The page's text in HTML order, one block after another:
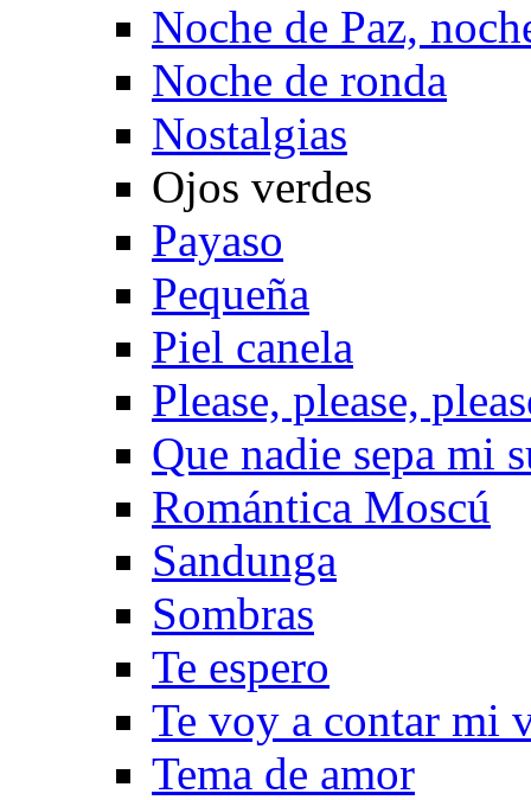
Noche de Paz,
Noche de ronda
Nostalgias
Ojos verdes
Payaso
Pequeña
Piel canela
Please, please,
Que nadie sepa mi
Romántica Moscú
Sandunga
Sombras
Te espero
Te voy a contar mi
Tema de amor